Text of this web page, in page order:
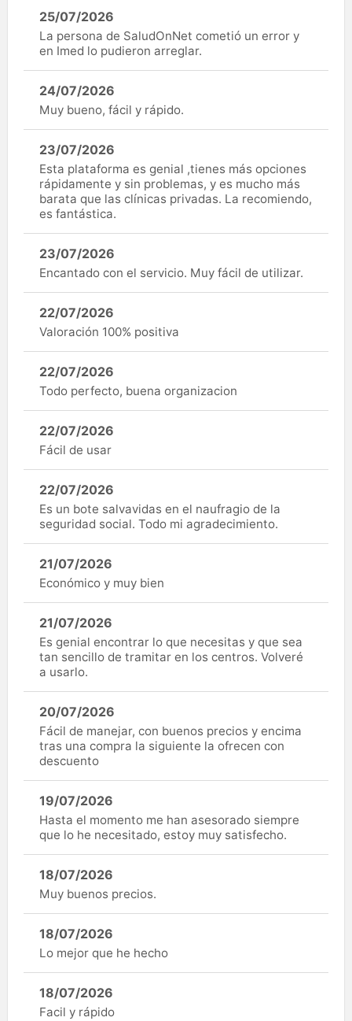
25/07/2026
La persona de SaludOnNet cometió un error y
en Imed lo pudieron arreglar.
24/07/2026
Muy bueno, fácil y rápido.
23/07/2026
Esta plataforma es genial ,tienes más opciones
rápidamente y sin problemas, y es mucho más
barata que las clínicas privadas. La recomiendo,
es fantástica.
23/07/2026
Encantado con el servicio. Muy fácil de utilizar.
22/07/2026
Valoración 100% positiva
22/07/2026
Todo perfecto, buena organizacion
22/07/2026
Fácil de usar
22/07/2026
Es un bote salvavidas en el naufragio de la
seguridad social. Todo mi agradecimiento.
21/07/2026
Económico y muy bien
21/07/2026
Es genial encontrar lo que necesitas y que sea
tan sencillo de tramitar en los centros. Volveré
a usarlo.
20/07/2026
Fácil de manejar, con buenos precios y encima
tras una compra la siguiente la ofrecen con
descuento
19/07/2026
Hasta el momento me han asesorado siempre
que lo he necesitado, estoy muy satisfecho.
18/07/2026
Muy buenos precios.
18/07/2026
Lo mejor que he hecho
18/07/2026
Facil y rápido